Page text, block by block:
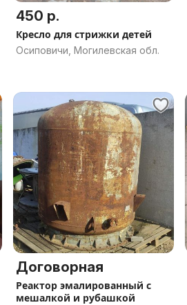
450 р.
Кресло для стрижки детей
Осиповичи, Могилевская обл.
Договорная
Реактор эмалированный с
мешалкой и рубашкой